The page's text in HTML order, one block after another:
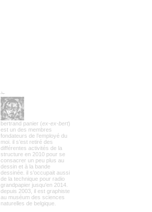
✁
bertrand panier (ex-ex-bert)
est un des membres
fondateurs de l’employé du
moi. il s’est retiré des
différentes activités de la
structure en 2010 pour se
consacrer un peu plus au
dessin et à la bande
dessinée. il s’occupait aussi
de la technique pour radio
grandpapier jusqu'en 2014.
depuis 2003, il est graphiste
au muséum des sciences
naturelles de belgique.